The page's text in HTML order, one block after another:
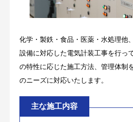
化学・製鉄・食品・医薬・水処理他
設備に対応した電気計装工事を行っ
の特性に応じた施工方法、管理体制
のニーズに対応いたします。
主な施工内容